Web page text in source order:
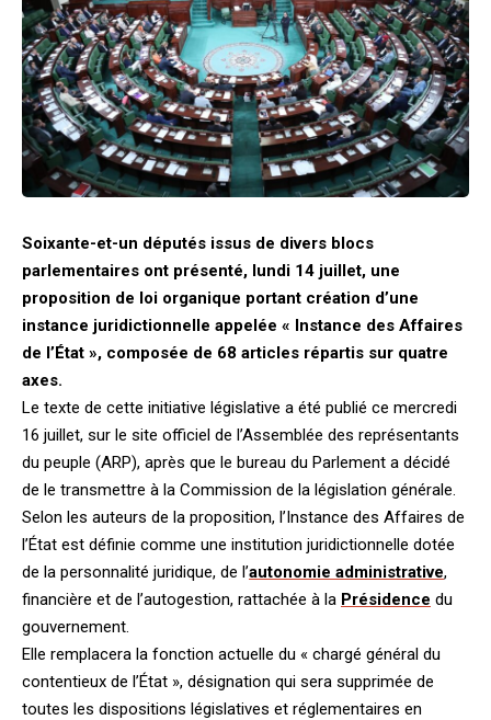
Soixante-et-un députés issus de divers blocs
parlementaires ont présenté, lundi 14 juillet, une
proposition de loi organique portant création d’une
instance juridictionnelle appelée « Instance des Affaires
de l’État », composée de 68 articles répartis sur quatre
axes.
Le texte de cette initiative législative a été publié ce mercredi
16 juillet, sur le site officiel de l’Assemblée des représentants
du peuple (ARP), après que le bureau du Parlement a décidé
de le transmettre à la Commission de la législation générale.
Selon les auteurs de la proposition, l’Instance des Affaires de
l’État est définie comme une institution juridictionnelle dotée
de la personnalité juridique, de l’autonomie administrative,
financière et de l’autogestion, rattachée à la Présidence du
gouvernement.
Elle remplacera la fonction actuelle du « chargé général du
contentieux de l’État », désignation qui sera supprimée de
toutes les dispositions législatives et réglementaires en